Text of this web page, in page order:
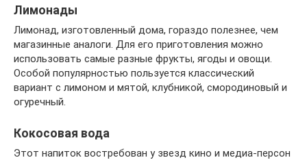
Лимонады
Лимонад, изготовленный дома, гораздо полезнее, чем
магазинные аналоги. Для его приготовления можно
использовать самые разные фрукты, ягоды и овощи.
Особой популярностью пользуется классический
вариант с лимоном и мятой, клубникой, смородиновый и
огуречный.
Кокосовая вода
Этот напиток востребован у звезд кино и медиа-персон